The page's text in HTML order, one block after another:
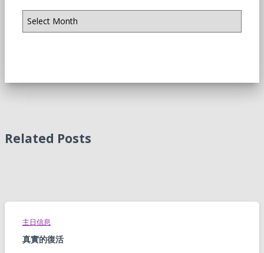
Related Posts
主日信息
真實的復活